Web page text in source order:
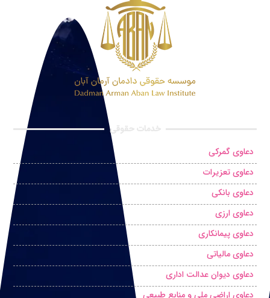
خدمات حقوقی
دعاوی گمرکی
دعاوی تعزیرات
دعاوی بانکی
دعاوی ارزی
دعاوی پیمانکاری
دعاوی مالیاتی
دعاوی دیوان عدالت اداری
دعاوی اراضی ملی و منابع طبیعی